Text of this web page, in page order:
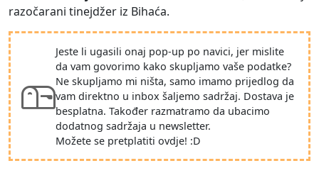
razočarani tinejdžer iz Bihaća.
Jeste li ugasili onaj pop-up po navici, jer mislite
da vam govorimo kako skupljamo vaše podatke?
Ne skupljamo mi ništa, samo imamo prijedlog da
vam direktno u inbox šaljemo sadržaj. Dostava je
besplatna. Također razmatramo da ubacimo
dodatnog sadržaja u newsletter.
Možete se pretplatiti ovdje! :D